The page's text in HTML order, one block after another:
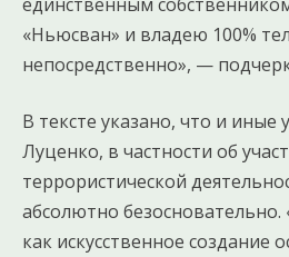
«Ньюсван» и владею 100%
непосредственно», —
В тексте указано, что и иные
Луценко, в частности об
террористической
абсолютно
как искусственное создание